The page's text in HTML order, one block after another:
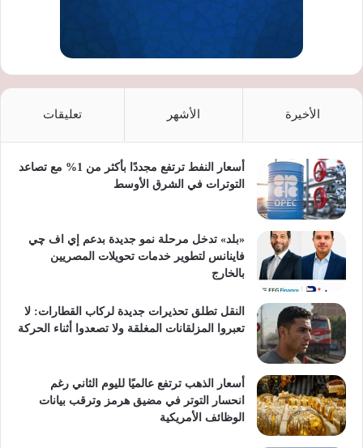
الأخيرة الأشهر تعليقات
أسعار النفط ترتفع مجددًا بأكثر من 1% مع تصاعد
التوترات في الشرق الأوسط
«بلد» تدخل مرحلة نمو جديدة بدعم إي اف چي
فاينانس لتطوير خدمات تحويلات المصريين
بالخارج
النقل تطلق تحذيرات جديدة لركاب القطارات: لا
تعبروا المزلقانات المغلقة ولا تصعدوا أثناء الحركة
أسعار الذهب ترتفع عالميًا لليوم الثاني رغم
انحسار التوتر في مضيق هرمز وترقب بيانات
الوظائف الأمريكية